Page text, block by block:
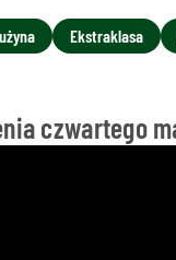
Ekstraklasa
czwartego